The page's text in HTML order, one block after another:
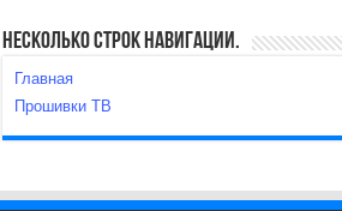
Несколько строк навигации.
Главная
Прошивки ТВ